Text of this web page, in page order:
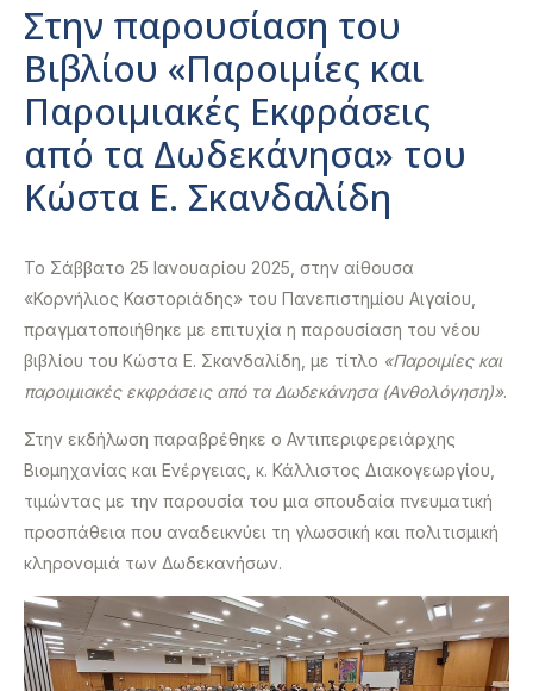
Στην παρουσίαση του
Βιβλίου «Παροιμίες και
Παροιμιακές Εκφράσεις
από τα Δωδεκάνησα» του
Κώστα Ε. Σκανδαλίδη
Το Σάββατο 25 Ιανουαρίου 2025, στην αίθουσα
«Κορνήλιος Καστοριάδης» του Πανεπιστημίου Αιγαίου,
πραγματοποιήθηκε με επιτυχία η παρουσίαση του νέου
βιβλίου του Κώστα Ε. Σκανδαλίδη, με τίτλο «Παροιμίες και
παροιμιακές εκφράσεις από τα Δωδεκάνησα (Ανθολόγηση)».
Στην εκδήλωση παραβρέθηκε ο Αντιπεριφερειάρχης
Βιομηχανίας και Ενέργειας, κ. Κάλλιστος Διακογεωργίου,
τιμώντας με την παρουσία του μια σπουδαία πνευματική
προσπάθεια που αναδεικνύει τη γλωσσική και πολιτισμική
κληρονομιά των Δωδεκανήσων.